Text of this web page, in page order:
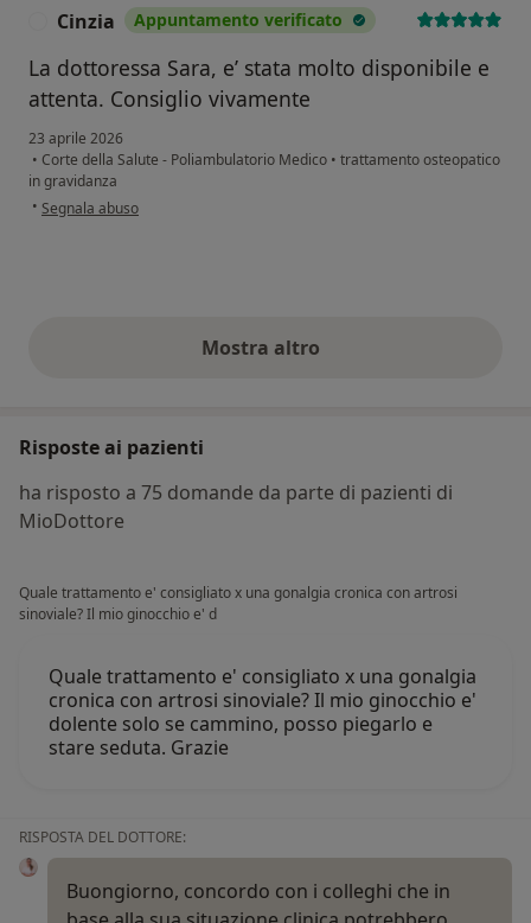
Cinzia Appuntamento verificato
La dottoressa Sara, e’ stata molto disponibile e
attenta. Consiglio vivamente
23 aprile 2026
• Corte della Salute - Poliambulatorio Medico • trattamento osteopatico
in gravidanza
• secondo l'opinione dell'utente Cinzia
Segnala abuso
Mostra altroopinioni di cui sopra
Risposte ai pazienti
ha risposto a 75 domande da parte di pazienti di
MioDottore
Quale trattamento e' consigliato x una gonalgia cronica con artrosi
sinoviale? Il mio ginocchio e' d
Quale trattamento e' consigliato x una gonalgia
cronica con artrosi sinoviale? Il mio ginocchio e'
dolente solo se cammino, posso piegarlo e
stare seduta. Grazie
RISPOSTA DEL DOTTORE:
Buongiorno, concordo con i colleghi che in